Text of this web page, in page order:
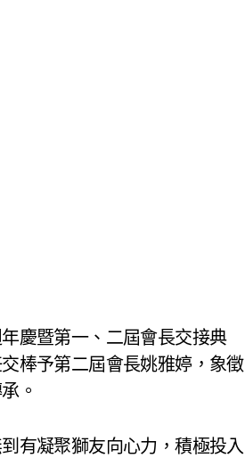
慶暨第一、二屆會長交接典
棒予第二屆會長姚雅婷，象徵
。
有凝聚獅友向心力，積極投入